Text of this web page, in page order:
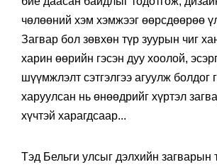
чөлөөний хэм хэмжээг өөрсдөөрөө
Загвар бол зөвхөн түр зуурын чиг
харин өөрийн гэсэн дуу хоолой,
шүүмжлэлт сэтгэлгээ агуулж болдог
харуулсан нь өнөөдрийг хүртэл
хүчтэй харагдсаар...
Тэд Бельги улсыг дэлхийн загварын